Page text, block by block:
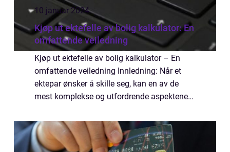
10 januar 2024
Kjøp ut ektefelle av bolig kalkulator: En
omfattende veiledning
Kjøp ut ektefelle av bolig kalkulator – En
omfattende veiledning Innledning: Når et
ektepar ønsker å skille seg, kan en av de
mest komplekse og utfordrende aspektene
ervervet i fellesskap. En viktig del ...